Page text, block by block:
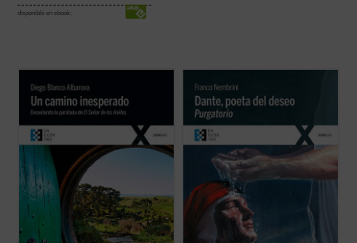
disponible en ebook:
queda un Anillo y, aunque no lo sepas, lo
tienes tú. Sal de la comodidad de tu agujero
hobbity ponte en camino con la comunidad
para siempre. Tendrás ...
del deseo , que recoge el ciclo de
encuentros dedicados alPurgatorio
Franco Nembrini ahonda en la relación viva
La Divina Comedia
dramática de todo hombre, ...
(ver ficha)